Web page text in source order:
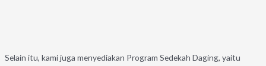
Selain itu, kami juga menyediakan Program Sedekah Daging, yaitu